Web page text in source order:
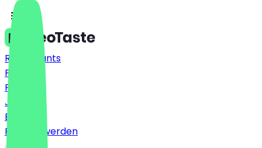
Restaurants
Preise
FAQ
Jobs
Blog
Partner werden